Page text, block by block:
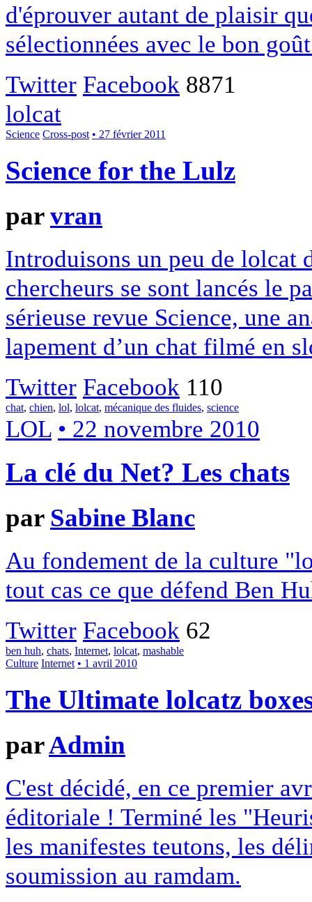
d'éprouver autant de plaisir
sélectionnées avec le bon
Twitter Facebook 8871
lolcat
Science Cross-post • 27 février 2011
Science for the Lulz
parvran
Introduisons un peu de lolcat
chercheurs se sont lancés le
sérieuse revue Science, une
lapement d’un chat filmé en
Twitter Facebook 110
chat, chien, lol, lolcat, mécanique des fluides, science
LOL • 22 novembre 2010
La clé du Net? Les chats
par Sabine Blanc
Au fondement de la culture
tout cas ce que défend Ben
Twitter Facebook 62
ben huh, chats, Internet, lolcat, mashable
Culture Internet • 1 avril 2010
The Ultimate lolcatz
parAdmin
C'est décidé, en ce premier
éditoriale ! Terminé les
les manifestes teutons, les
soumission au ramdam.